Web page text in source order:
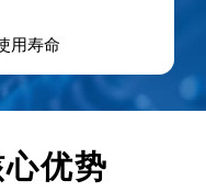
用寿命
优势